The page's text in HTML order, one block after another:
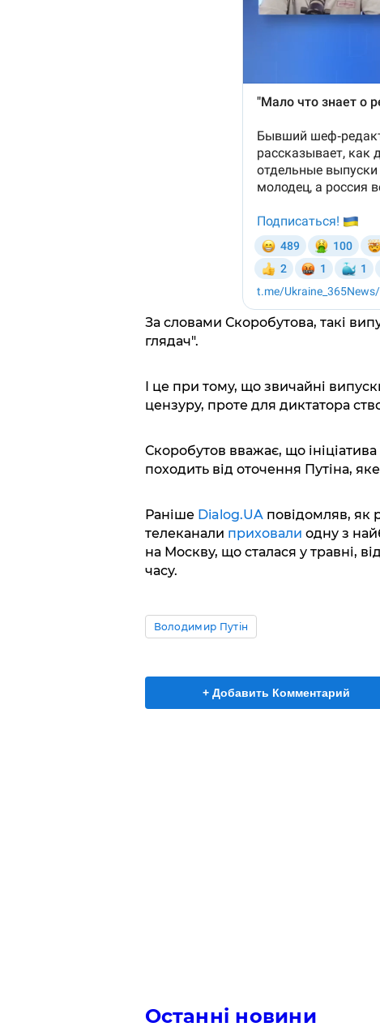
За словами Скоробутова, такі
глядач".
І це при тому, що звичайні
цензуру, проте для диктатора
Скоробутов вважає, що
походить від оточення Путіна,
Раніше Dialog.UA повідомляв, як
телеканали приховали одну з
на Москву, що сталася у травні,
часу.
Володимир Путін
+ Добавить Комментарий
Останні новини